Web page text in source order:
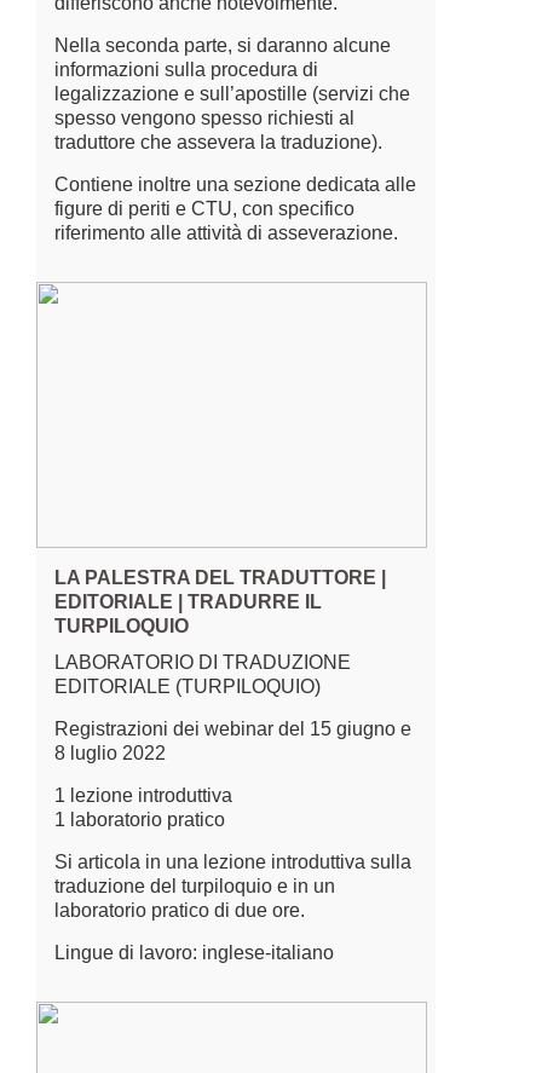
Nella seconda parte, si daranno alcune
informazioni sulla procedura di
legalizzazione e sull’apostille (servizi che
spesso vengono spesso richiesti al
traduttore che assevera la traduzione).
Contiene inoltre una sezione dedicata alle
figure di periti e CTU, con specifico
riferimento alle attività di asseverazione.
LA PALESTRA DEL TRADUTTORE |
EDITORIALE | TRADURRE IL
TURPILOQUIO
LABORATORIO DI TRADUZIONE
EDITORIALE (TURPILOQUIO)
Registrazioni dei webinar del 15 giugno e
8 luglio 2022
1 lezione introduttiva
1 laboratorio pratico
Si articola in una lezione introduttiva sulla
traduzione del turpiloquio e in un
laboratorio pratico di due ore.
Lingue di lavoro: inglese-italiano